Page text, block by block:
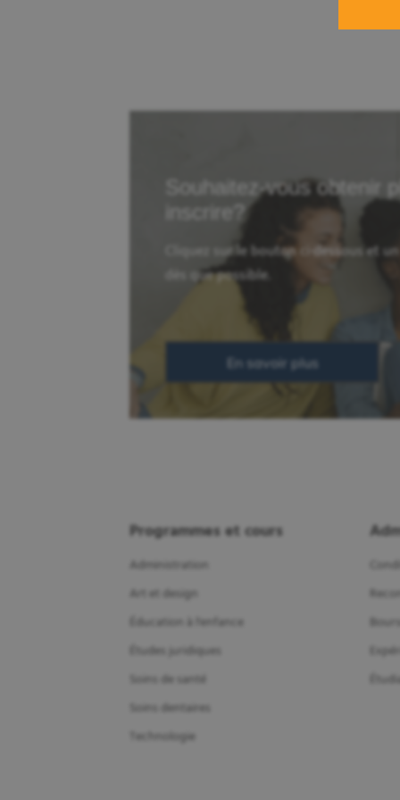
Souhaitez-vous obtenir
inscrire?
Cliquez sur le bouton ci-dessous et
dès que possible.
En savoir plus
Programmes et cours
Administration
Art et design
Éducation à l'enfance
Études juridiques
Soins de santé
Soins dentaires
Technologie